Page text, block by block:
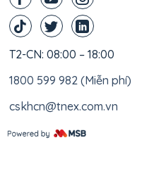
T2-CN: 08:00 – 18:00
1800 599 982 (Miễn phí)
cskhcn@tnex.com.vn